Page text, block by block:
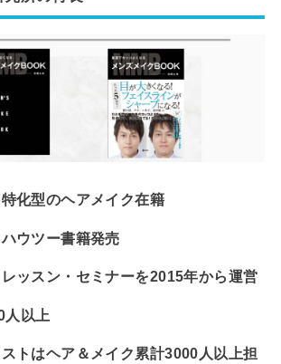
化型のヘアメイク在籍
ウツー書籍発売
ッスン・セミナーを2015年から運営
人以上
トはヘア＆メイク累計3000人以上担